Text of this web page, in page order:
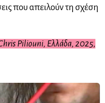
που απειλούν τη σχέση
Piliouni, Ελλάδα, 2025,